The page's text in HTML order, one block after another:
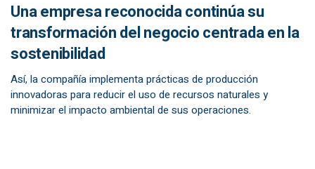
Una empresa reconocida continúa su
transformación del negocio centrada en la
sostenibilidad
Así, la compañía implementa prácticas de producción
innovadoras para reducir el uso de recursos naturales y
minimizar el impacto ambiental de sus operaciones.